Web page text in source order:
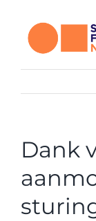
inhoud
Wat we
Over ons
Dank